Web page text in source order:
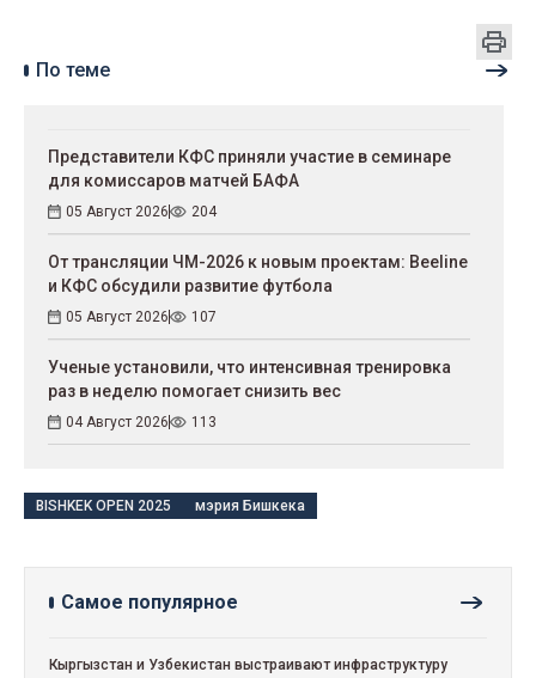
По теме
Представители КФС приняли участие в семинаре
для комиссаров матчей БАФА
05 Август 2026 204
От трансляции ЧМ-2026 к новым проектам: Beeline
и КФС обсудили развитие футбола
05 Август 2026 107
Ученые установили, что интенсивная тренировка
раз в неделю помогает снизить вес
04 Август 2026 113
BISHKEK OPEN 2025 мэрия Бишкека
Самое популярное
Кыргызстан и Узбекистан выстраивают инфраструктуру